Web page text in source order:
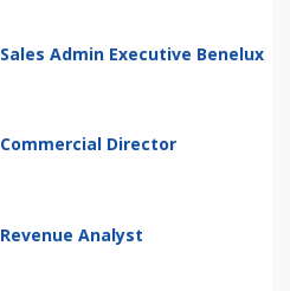
Sales Admin Executive Benelux
Commercial Director
Revenue Analyst